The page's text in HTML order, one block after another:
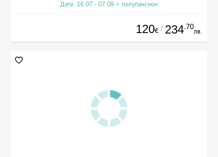
Дата: 16.07 - 07.09 + полупансион
120€ / 234.70
лв.